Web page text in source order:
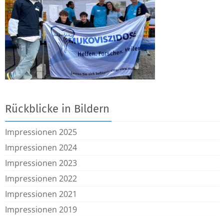
Rückblicke in Bildern
Impressionen 2025
Impressionen 2024
Impressionen 2023
Impressionen 2022
Impressionen 2021
Impressionen 2019